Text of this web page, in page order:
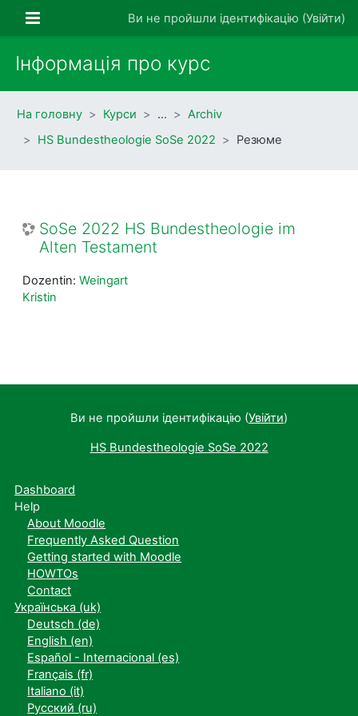
Бокова панельВи не пройшли ідентифікацію (Увійти)
Інформація про курс
На головну Курси …
Archiv
HS Bundestheologie SoSe 2022
Резюме
SoSe 2022 HS Bundestheologie im
Alten Testament
Dozentin: Weingart
Kristin
Ви не пройшли ідентифікацію (Увійти)
HS Bundestheologie SoSe 2022
Dashboard
Help
About Moodle
Frequently Asked Question
Getting started with Moodle
HOWTOs
Contact
Українська ‎(uk)‎
Deutsch ‎(de)‎
English ‎(en)‎
Español - Internacional ‎(es)‎
Français ‎(fr)‎
Italiano ‎(it)‎
Русский ‎(ru)‎